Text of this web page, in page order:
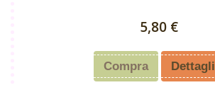
5,80 €
Compra Dettagli